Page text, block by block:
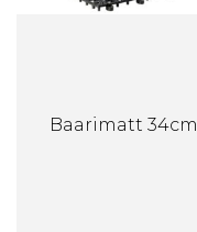
Baarimatt 34cm